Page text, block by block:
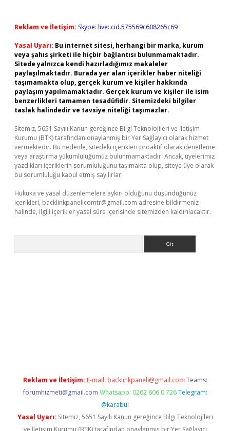
Reklam ve İletişim: Skype: live:.cid.575569c608265c69
Yasal Uyarı: Bu internet sitesi, herhangi bir marka, kurum
veya şahıs şirketi ile hiçbir bağlantısı bulunmamaktadır.
Sitede yalnızca kendi hazırladığımız makaleler
paylaşılmaktadır. Burada yer alan içerikler haber niteliği
taşımamakta olup, gerçek kurum ve kişiler hakkında
paylaşım yapılmamaktadır. Gerçek kurum ve kişiler ile isim
benzerlikleri tamamen tesadüfidir. Sitemizdeki bilgiler
taslak halindedir ve tavsiye niteliği taşımazlar.
Sitemiz, 5651 Sayılı Kanun gereğince Bilgi Teknolojileri ve İletişim
Kurumu (BTK) tarafından onaylanmış bir Yer Sağlayıcı olarak hizmet
vermektedir. Bu nedenle, sitedeki içerikleri proaktif olarak denetleme
veya araştırma yükümlülüğümüz bulunmamaktadır. Ancak, üyelerimiz
yazdıkları içeriklerin sorumluluğunu taşımakta olup, siteye üye olarak
bu sorumluluğu kabul etmiş sayılırlar.
Hukuka ve yasal düzenlemelere aykırı olduğunu düşündüğünüz
içerikleri, backlinkpanelicomtr@gmail.com adresine bildirmeniz
halinde, ilgili içerikler yasal süre içerisinde sitemizden kaldırılacaktır.
Reklam ve İletişim: E-mail: backlinkpaneli@gmail.com Teams:
forumhizmeti@gmail.com Whatsapp: 0262 606 0 726 Telegram:
@karabul
Yasal Uyarı: Sitemiz, 5651 Sayılı Kanun gereğince Bilgi Teknolojileri
ve İletişim Kurumu (BTK) tarafından onaylanmış bir Yer Sağlayıcı